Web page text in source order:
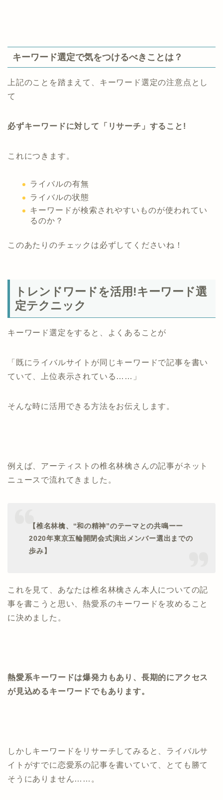
キーワード選定で気をつけるべきことは？
上記のことを踏まえて、キーワード選定の注意点とし
て
必ずキーワードに対して「リサーチ」すること!
これにつきます。
ライバルの有無
ライバルの状態
キーワードが検索されやすいものが使われてい
るのか？
このあたりのチェックは必ずしてくださいね！
トレンドワードを活用!キーワード選
定テクニック
キーワード選定をすると、よくあることが
「既にライバルサイトが同じキーワードで記事を書い
ていて、上位表示されている……」
そんな時に活用できる方法をお伝えします。
例えば、アーティストの椎名林檎さんの記事がネット
ニュースで流れてきました。
【椎名林檎、“和の精神”のテーマとの共鳴ーー
2020年東京五輪開閉会式演出メンバー選出までの
歩み】
これを見て、あなたは椎名林檎さん本人についての記
事を書こうと思い、熱愛系のキーワードを攻めること
に決めました。
熱愛系キーワードは爆発力もあり、長期的にアクセス
が見込めるキーワードでもあります。
しかしキーワードをリサーチしてみると、ライバルサ
イトがすでに恋愛系の記事を書いていて、とても勝て
そうにありません……。